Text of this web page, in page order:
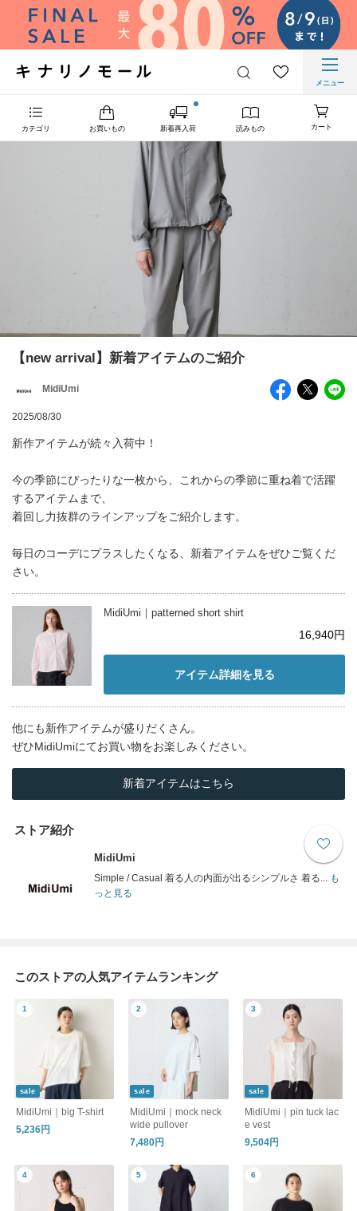
メニュー
カテゴリ お買いもの 新着再入荷 読みもの カート
【new arrival】新着アイテムのご紹介
MidiUmi
2025/08/30
新作アイテムが続々入荷中！
今の季節にぴったりな一枚から、これからの季節に重ね着で活躍
するアイテムまで、
着回し力抜群のラインアップをご紹介します。
毎日のコーデにプラスしたくなる、新着アイテムをぜひご覧くだ
さい。
MidiUmi｜patterned short shirt
16,940円
アイテム詳細を見る
他にも新作アイテムが盛りだくさん。
ぜひMidiUmiにてお買い物をお楽しみください。
新着アイテムはこちら
ストア紹介
MidiUmi
Simple / Casual 着る人の内面が出るシンプルさ 着る...
も
っと見る
このストアの人気アイテムランキング
sale
MidiUmi｜big T-shirt
5,236円
sale
MidiUmi｜mock neck
wide pullover
7,480円
sale
MidiUmi｜pin tuck lac
e vest
9,504円